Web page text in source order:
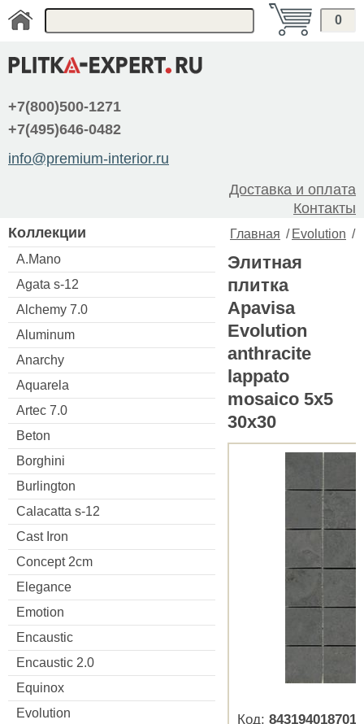
0
+7(800)500-1271
+7(495)646-0482
info@premium-interior.ru
Доставка и оплата
Контакты
Коллекции
A.Mano
Agata s-12
Alchemy 7.0
Aluminum
Anarchy
Aquarela
Artec 7.0
Beton
Borghini
Burlington
Calacatta s-12
Cast Iron
Concept 2cm
Elegance
Emotion
Encaustic
Encaustic 2.0
Equinox
Evolution
Главная / Evolution /
Элитная
плитка
Apavisa
Evolution
anthracite
lappato
mosaico 5x5
30x30
Код: 8431940187018